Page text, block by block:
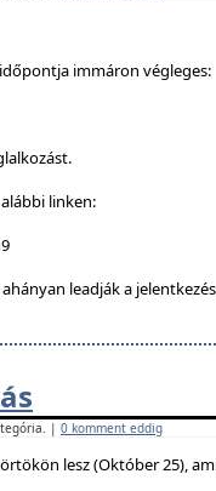
immáron végleges:
linken:
leadják a
| 0 komment eddig
lesz (Október 25),